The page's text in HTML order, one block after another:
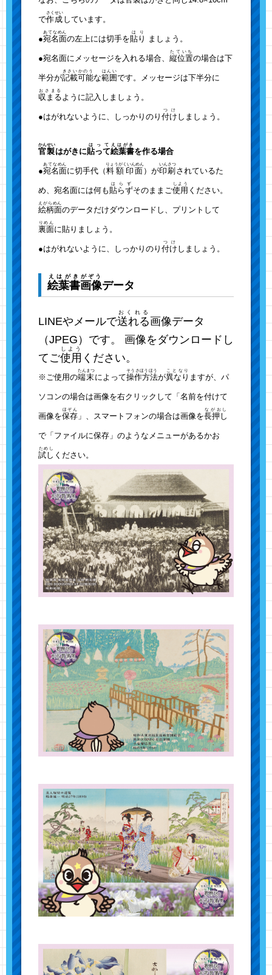
で作成
さくせい
しています。
●宛名面
あてなめん
の左上には切手を貼り
はり
ましょう。
●宛名面にメッセージを入れる場合、 縦位置
たていち
の場合は下
半分が記載可能
きさいかのう
な範囲
はんい
です。メッセージは下半分に
収まる
おさまる
ように記入しましょう。
●はがれないように、しっかりのり 付け
つけ
しましょう。
官製
かんせい
はがきに 貼って
はって
絵葉書
えはがき
を作る場合
●宛名面
あてなめん
に切手代（料額印面
りょうがくいんめん
）が印刷
いんさつ
されているた
め、宛名面には何も 貼らず
はらず
そのままご使用
しよう
ください。
絵柄面
えがらめん
のデータだけダウンロードし、プリントして
裏面
りめん
に貼りましょう。
●はがれないように、しっかりのり 付け
つけ
しましょう。
絵葉書
えはがき
画像
がぞう
データ
LINEやメールで送れる
おくれる
画像データ
（JPEG）です。 画像をダウンロードし
てご使用
しよう
ください。
※ご使用の端末
たんまつ
によって操作方法
そうさほうほう
が異なり
ことなり
ますが、パ
ソコンの場合は画像を右クリックして「名前を付けて
画像を保存
ほぞん
」、スマートフォンの場合は画像を長押し
ながおし
で「ファイルに保存」のようなメニューがあるかお
試し
ためし
ください。